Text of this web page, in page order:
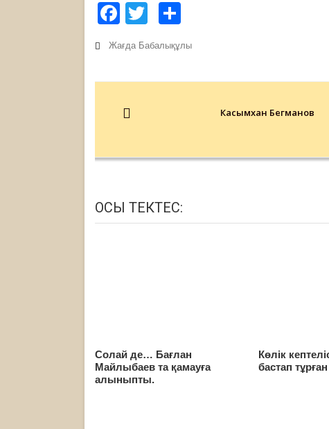
Facebook
Twitter
Жағда Бабалықұлы
navigation
Касымхан Бегманов
ОСЫ ТЕКТЕС:
Солай де… Бағлан
Майлыбаев та қамауға
алыныпты.
Көлік
бастап